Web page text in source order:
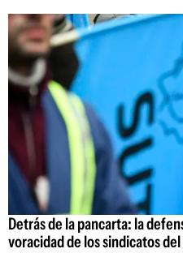
Detrás de la pancarta: la
voracidad de los sindicatos del